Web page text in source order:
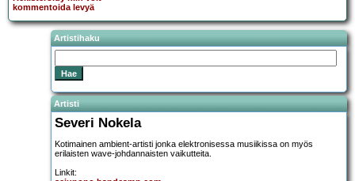
kommentoida levyä
Artistihaku
Artisti
Severi Nokela
Kotimainen ambient-artisti jonka elektronisessa musiikissa on myös
erilaisten wave-johdannaisten vaikutteita.
Linkit: